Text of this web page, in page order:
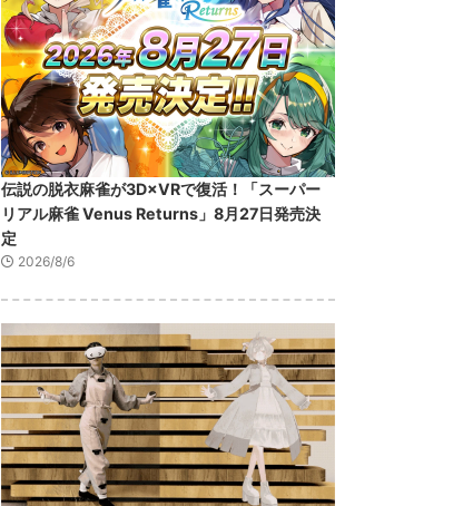
伝説の脱衣麻雀が3D×VRで復活！「スーパー
リアル麻雀 Venus Returns」8月27日発売決
定
2026/8/6